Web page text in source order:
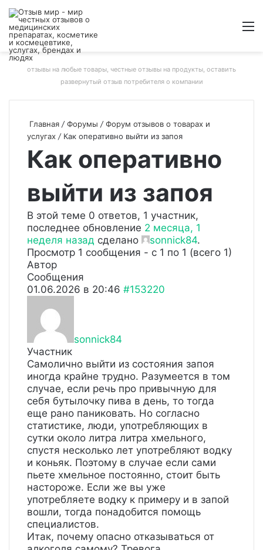
отзывы на любые товары, честные отзывы на продукты, оставить
развернутый отзыв потребителя о компании
Главная / Форумы / Форум отзывов о товарах и
услугах / Как оперативно выйти из запоя
Как оперативно
выйти из запоя
В этой теме 0 ответов, 1 участник,
последнее обновление 2 месяца, 1
неделя назад сделано sonnick84.
Просмотр 1 сообщения - с 1 по 1 (всего 1)
Автор
Сообщения
01.06.2026 в 20:46 #153220
sonnick84
Участник
Самолично выйти из состояния запоя
иногда крайне трудно. Разумеется в том
случае, если речь про привычную для
себя бутылочку пива в день, то тогда
еще рано паниковать. Но согласно
статистике, люди, употребляющих в
сутки около литра литра хмельного,
спустя несколько лет употребляют водку
и коньяк. Поэтому в случае если сами
пьете хмельное постоянно, стоит быть
настороже. Если же вы уже
употребляете водку к примеру и в запой
вошли, тогда понадобится помощь
специалистов.
Итак, почему опасно отказываться от